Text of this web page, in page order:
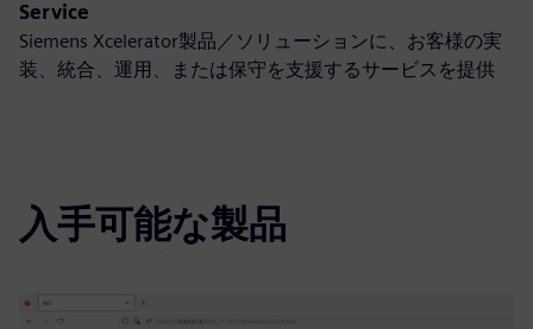
Service
Siemens Xcelerator製品／ソリューションに、お客様の実
装、統合、運用、または保守を支援するサービスを提供
入手可能な製品